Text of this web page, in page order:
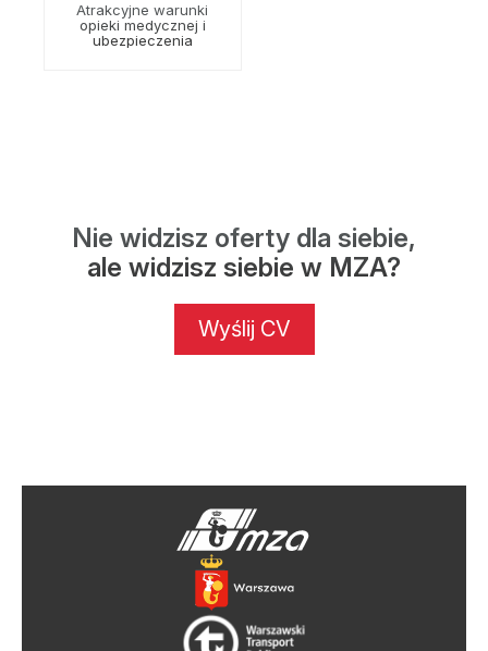
Atrakcyjne warunki
opieki medycznej i
ubezpieczenia
Nie widzisz oferty dla siebie,
ale widzisz siebie w MZA?
Wyślij CV